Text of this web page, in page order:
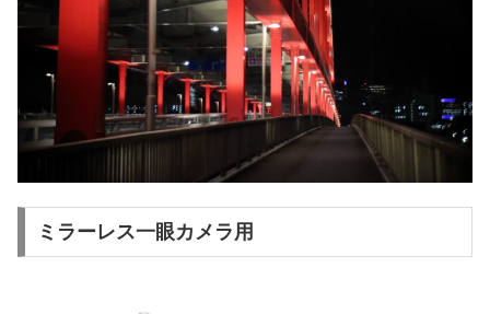
ミラーレス一眼カメラ用